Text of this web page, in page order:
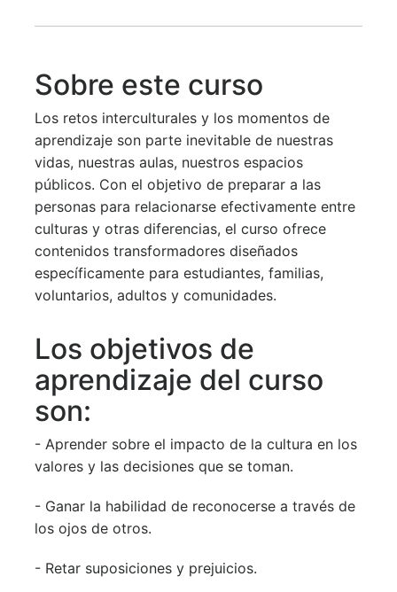
Sobre este curso
Los retos interculturales y los momentos de
aprendizaje son parte inevitable de nuestras
vidas, nuestras aulas, nuestros espacios
públicos. Con el objetivo de preparar a las
personas para relacionarse efectivamente entre
culturas y otras diferencias, el curso ofrece
contenidos transformadores diseñados
específicamente para estudiantes, familias,
voluntarios, adultos y comunidades.
Los objetivos de
aprendizaje del curso
son:
- Aprender sobre el impacto de la cultura en los
valores y las decisiones que se toman.
- Ganar la habilidad de reconocerse a través de
los ojos de otros.
- Retar suposiciones y prejuicios.